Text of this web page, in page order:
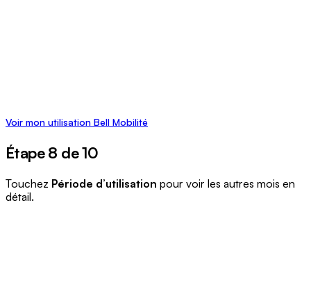
Voir mon utilisation Bell Mobilité
Étape 8 de 10
Touchez Période d’utilisation pour voir les autres mois en
détail.